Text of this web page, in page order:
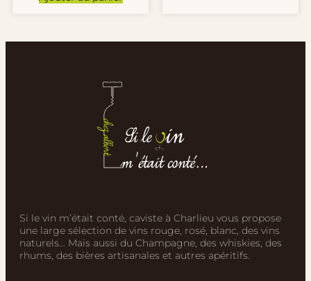
Si le vin m’était conté, caviste à Charlieu vous propose
une large sélection de vins rouge, rosé, blanc, des vins
naturels… Mais aussi du Champagne, des whiskies, des
rhums, des bières artisanales et autres apéritifs.